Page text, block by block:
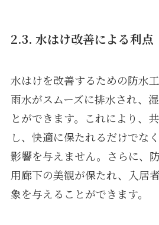
2.3. 水はけ改善による利点
水はけを改善するための防水
雨水がスムーズに排水され、
とができます。これにより、
し、快適に保たれるだけでな
影響を与えません。さらに、
用廊下の美観が保たれ、入居
象を与えることができます。